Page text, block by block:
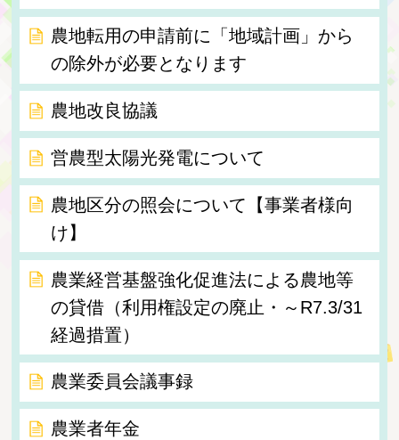
農地転用の申請前に「地域計画」から
の除外が必要となります
農地改良協議
営農型太陽光発電について
農地区分の照会について【事業者様向
け】
農業経営基盤強化促進法による農地等
の貸借（利用権設定の廃止・～R7.3/31
経過措置）
農業委員会議事録
農業者年金